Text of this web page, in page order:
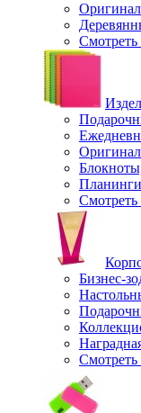
Смотреть
Планинги
Смотреть
Бизнес-
Смотреть